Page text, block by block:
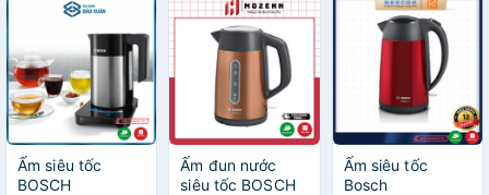
Ấm siêu tốc
BOSCH
Ấm đun nước
siêu tốc BOSCH
Ấm siêu tốc
Bosch